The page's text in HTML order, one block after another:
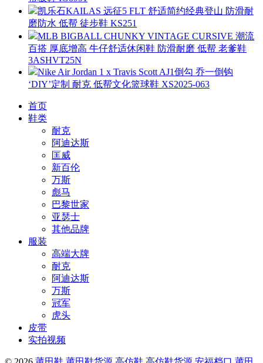
凯乐石KAILAS 远征5 FLT 舒适简约经典登山 防滑耐
磨防水 低帮 徒步鞋 KS251
MLB BIGBALL CHUNKY VINTAGE CURSIVE 潮流
百搭 厚底增高 牛仔舒适休闲鞋 防滑耐磨 低帮 老爹鞋
3ASHVT25N
Nike Air Jordan 1 x Travis Scott AJ1倒勾 乔一倒钩
‘DIY’定制 耐克 低帮文化篮球鞋 XS2025-063
首页
鞋类
耐克
阿迪达斯
匡威
新百伦
万斯
彪马
巴黎世家
亚瑟士
其他品牌
服装
高端大牌
耐克
阿迪达斯
万斯
冠军
虎头
皮带
实拍视频